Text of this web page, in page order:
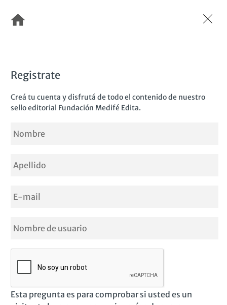
Registrate
Creá tu cuenta y disfrutá de todo el contenido de nuestro
sello editorial Fundación Medifé Edita.
Esta pregunta es para comprobar si usted es un